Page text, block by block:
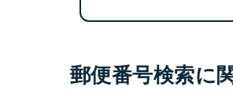
郵便番号検索に